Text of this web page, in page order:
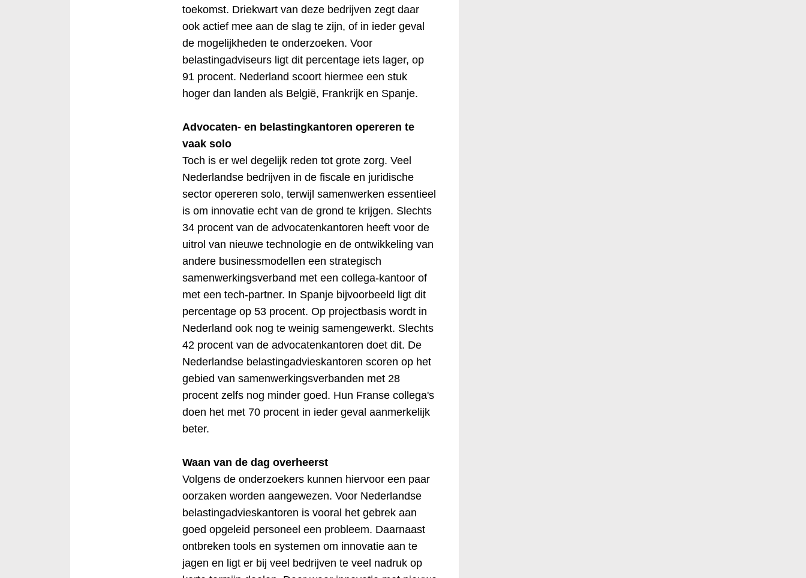
toekomst. Driekwart van deze bedrijven zegt daar
ook actief mee aan de slag te zijn, of in ieder geval
de mogelijkheden te onderzoeken. Voor
belastingadviseurs ligt dit percentage iets lager, op
91 procent. Nederland scoort hiermee een stuk
hoger dan landen als België, Frankrijk en Spanje.
Advocaten- en belastingkantoren opereren te
vaak solo
Toch is er wel degelijk reden tot grote zorg. Veel
Nederlandse bedrijven in de fiscale en juridische
sector opereren solo, terwijl samenwerken essentieel
is om innovatie echt van de grond te krijgen. Slechts
34 procent van de advocatenkantoren heeft voor de
uitrol van nieuwe technologie en de ontwikkeling van
andere businessmodellen een strategisch
samenwerkingsverband met een collega-kantoor of
met een tech-partner. In Spanje bijvoorbeeld ligt dit
percentage op 53 procent. Op projectbasis wordt in
Nederland ook nog te weinig samengewerkt. Slechts
42 procent van de advocatenkantoren doet dit. De
Nederlandse belastingadvieskantoren scoren op het
gebied van samenwerkingsverbanden met 28
procent zelfs nog minder goed. Hun Franse collega's
doen het met 70 procent in ieder geval aanmerkelijk
beter.
Waan van de dag overheerst
Volgens de onderzoekers kunnen hiervoor een paar
oorzaken worden aangewezen. Voor Nederlandse
belastingadvieskantoren is vooral het gebrek aan
goed opgeleid personeel een probleem. Daarnaast
ontbreken tools en systemen om innovatie aan te
jagen en ligt er bij veel bedrijven te veel nadruk op